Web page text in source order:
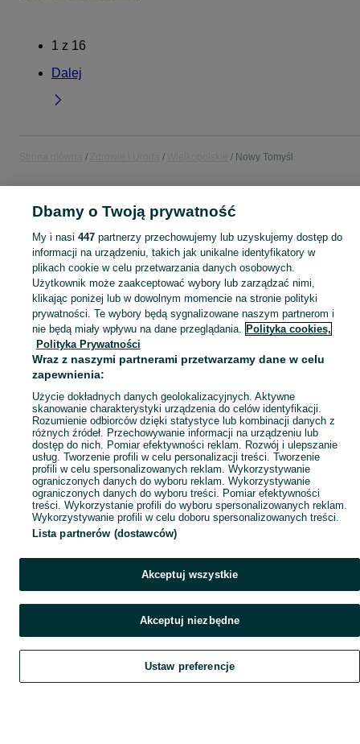
1 z 16
Dalej
Nowy Tomyśl
KATEGORIA
Sprzedaż produktów zdrowia i urody Nowy Tomyśl ▶️ Kosmetyki, perfumy, sprzęt medyczny ✅ Nowe i używane w najlepszych cenach ☝ Znajdź ogłoszenia na OLX.pl! Zobacz
Mapa kategorii
Mapa miejscowości
Szukaj Obserwujesz Dodaj Czat Konto
Dbamy o Twoją prywatność
My i nasi 447partnerzy przechowujemy lub uzyskujemy dostęp do
informacji na urządzeniu, takich jak unikalne identyfikatory w
plikach cookie w celu przetwarzania danych osobowych.
Użytkownik może zaakceptować wybory lub zarządzać nimi,
klikając poniżej lub w dowolnym momencie na stronie polityki
prywatności. Te wybory będą sygnalizowane naszym partnerom i
nie będą miały wpływu na dane przeglądania. Polityka cookies,
Polityka Prywatności
Wraz z naszymi partnerami przetwarzamy dane w celu
zapewnienia:
Użycie dokładnych danych geolokalizacyjnych. Aktywne
skanowanie charakterystyki urządzenia do celów identyfikacji.
Rozumienie odbiorców dzięki statystyce lub kombinacji danych z
różnych źródeł. Przechowywanie informacji na urządzeniu lub
dostęp do nich. Pomiar efektywności reklam. Rozwój i ulepszanie
usług. Tworzenie profili w celu personalizacji treści. Tworzenie
profili w celu spersonalizowanych reklam. Wykorzystywanie
ograniczonych danych do wyboru reklam. Wykorzystywanie
ograniczonych danych do wyboru treści. Pomiar efektywności
treści. Wykorzystanie profili do wyboru spersonalizowanych reklam.
Wykorzystywanie profili w celu doboru spersonalizowanych treści.
Lista partnerów (dostawców)
Akceptuj wszystkie
Akceptuj niezbędne
Ustaw preferencje